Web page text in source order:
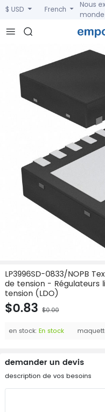
$ USD French
Nous
LP3996SD-0833/NOPB
de tension - Régulateurs
tension (LDO)
$0.83 $0.00
en stock: En stock
demander un devis
description de vos besoins